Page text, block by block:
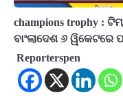
champions trophy
ବାଂଲାଦେଶ ୬ ୱିକେଟରେ
Reporterspen